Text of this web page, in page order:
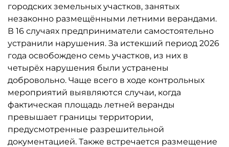
городских земельных участков, занятых
незаконно размещёнными летними верандами.
В 16 случаях предприниматели самостоятельно
устранили нарушения. За истекший период 2026
года освобождено семь участков, из них в
четырёх нарушения были устранены
добровольно. Чаще всего в ходе контрольных
мероприятий выявляются случаи, когда
фактическая площадь летней веранды
превышает границы территории,
предусмотренные разрешительной
документацией. Также встречается размещение